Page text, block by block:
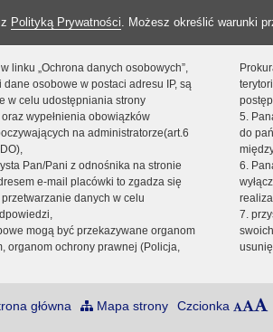
Polityką Prywatności. Możesz określić warunki
linku „Ochrona danych osobowych”,
dane osobowe w postaci adresu IP, są
w celu udostępniania strony
wypełnienia obowiązków
na administratorze(art.6
Pan/Pani z odnośnika na stronie
e-mail placówki to zgadza się
danych w celu
mogą być przekazywane organom
organom ochrony prawnej (Policja,
5.
do
6.
7.
główna Mapa strony Czcionka